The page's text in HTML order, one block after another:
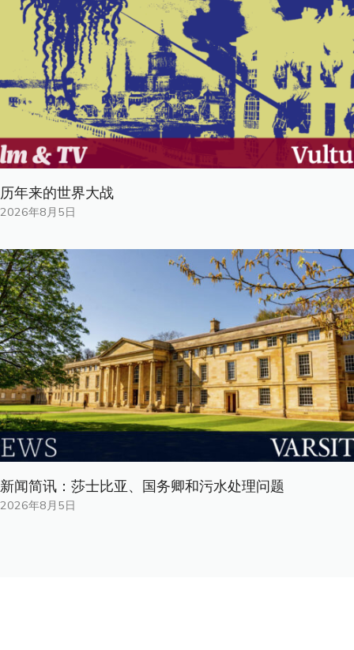
历年来的世界大战
2026年8月5日
新闻简讯：莎士比亚、国务卿和污水处理问题
2026年8月5日